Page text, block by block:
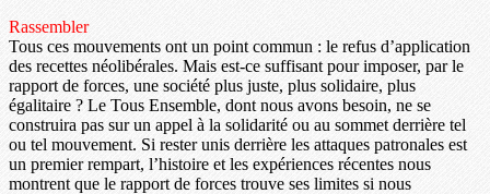
Rassembler
Tous ces mouvements ont un point commun : le refus d’application
des recettes néolibérales. Mais est-ce suffisant pour imposer, par le
rapport de forces, une société plus juste, plus solidaire, plus
égalitaire ? Le Tous Ensemble, dont nous avons besoin, ne se
construira pas sur un appel à la solidarité ou au sommet derrière tel
ou tel mouvement. Si rester unis derrière les attaques patronales est
un premier rempart, l’histoire et les expériences récentes nous
montrent que le rapport de forces trouve ses limites si nous